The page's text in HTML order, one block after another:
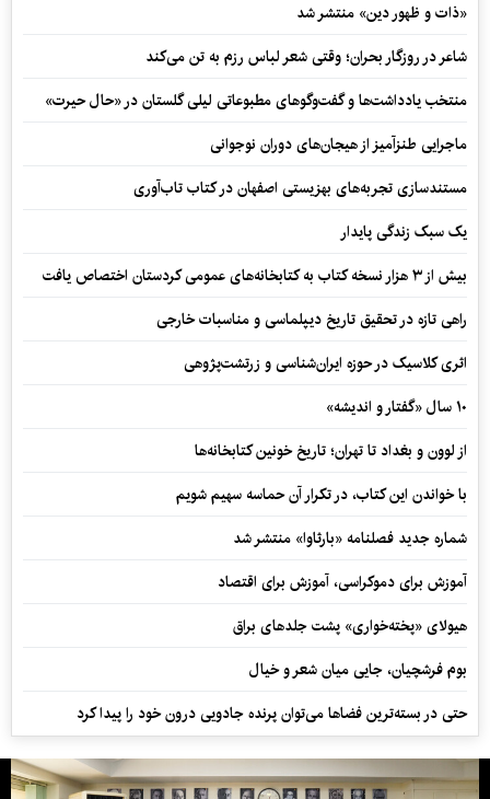
«ذات و ظهور دین» منتشر شد
شاعر در روزگار بحران؛ وقتی شعر لباس رزم به تن می‌کند
منتخب یادداشت‌ها و گفت‌وگوهای مطبوعاتی لیلی گلستان در «حال حیرت»
ماجرایی طنزآمیز از هیجان‌های دوران نوجوانی
مستندسازی تجربه‌های بهزیستی اصفهان در کتاب تاب‌آوری
یک سبک زندگی پایدار
بیش از ۳ هزار نسخه کتاب به کتابخانه‌های عمومی کردستان اختصاص یافت
راهی تازه در تحقیق تاریخ دیپلماسی و مناسبات خارجی
اثری کلاسیک در حوزه ایران‌شناسی و زرتشت‌پژوهی
۱۰ سال «گفتار و اندیشه»
از لوون و بغداد تا تهران؛ تاریخ خونین کتابخانه‌ها
با خواندن این کتاب، در تکرار آن حماسه سهیم شویم
شماره جدید فصلنامه «بارثاوا» منتشر شد
آموزش برای دموکراسی، آموزش برای اقتصاد
هیولای «پخته‌خواری» پشت جلدهای براق
بوم فرشچیان، جایی میان شعر و خیال
حتی در بسته‌ترین فضاها می‌توان پرنده جادویی درون خود را پیدا کرد